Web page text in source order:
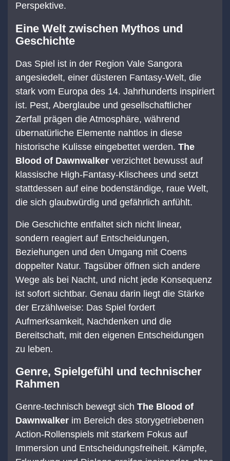
Perspektive.
Eine Welt zwischen Mythos und
Geschichte
Das Spiel ist in der Region Vale Sangora
angesiedelt, einer düsteren Fantasy-Welt, die
stark vom Europa des 14. Jahrhunderts inspiriert
ist. Pest, Aberglaube und gesellschaftlicher
Zerfall prägen die Atmosphäre, während
übernatürliche Elemente nahtlos in diese
historische Kulisse eingebettet werden. The
Blood of Dawnwalker verzichtet bewusst auf
klassische High-Fantasy-Klischees und setzt
stattdessen auf eine bodenständige, raue Welt,
die sich glaubwürdig und gefährlich anfühlt.
Die Geschichte entfaltet sich nicht linear,
sondern reagiert auf Entscheidungen,
Beziehungen und den Umgang mit Coens
doppelter Natur. Tagsüber öffnen sich andere
Wege als bei Nacht, und nicht jede Konsequenz
ist sofort sichtbar. Genau darin liegt die Stärke
der Erzählweise: Das Spiel fordert
Aufmerksamkeit, Nachdenken und die
Bereitschaft, mit den eigenen Entscheidungen
zu leben.
Genre, Spielgefühl und technischer
Rahmen
Genre-technisch bewegt sich The Blood of
Dawnwalker im Bereich des storygetriebenen
Action-Rollenspiels mit starkem Fokus auf
Immersion und Entscheidungsfreiheit. Kämpfe,